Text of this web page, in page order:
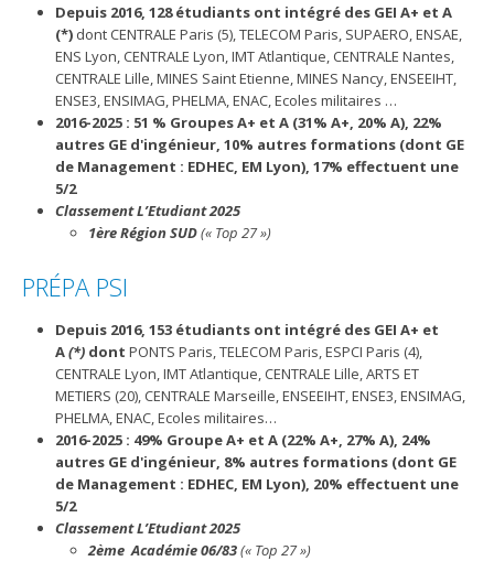
Depuis 2016, 128 étudiants ont intégré des GEI A+ et A
(*) dont CENTRALE Paris (5), TELECOM Paris, SUPAERO, ENSAE,
ENS Lyon, CENTRALE Lyon, IMT Atlantique, CENTRALE Nantes,
CENTRALE Lille, MINES Saint Etienne, MINES Nancy, ENSEEIHT,
ENSE3, ENSIMAG, PHELMA, ENAC, Ecoles militaires …
2016-2025 : 51 % Groupes A+ et A (31% A+, 20% A), 22%
autres GE d'ingénieur, 10% autres formations (dont GE
de Management : EDHEC, EM Lyon), 17% effectuent une
5/2
Classement L’Etudiant 2025
1ère Région SUD(« Top 27 »)
PRÉPA PSI
Depuis 2016, 153 étudiants ont intégré des GEI A+ et
A(*) dont PONTS Paris, TELECOM Paris, ESPCI Paris (4),
CENTRALE Lyon, IMT Atlantique, CENTRALE Lille, ARTS ET
METIERS (20), CENTRALE Marseille, ENSEEIHT, ENSE3, ENSIMAG,
PHELMA, ENAC, Ecoles militaires…
2016-2025 : 49% Groupe A+ et A (22% A+, 27% A), 24%
autres GE d'ingénieur, 8% autres formations (dont GE
de Management : EDHEC, EM Lyon), 20% effectuent une
5/2
Classement L’Etudiant 2025
2ème Académie 06/83(« Top 27 »)